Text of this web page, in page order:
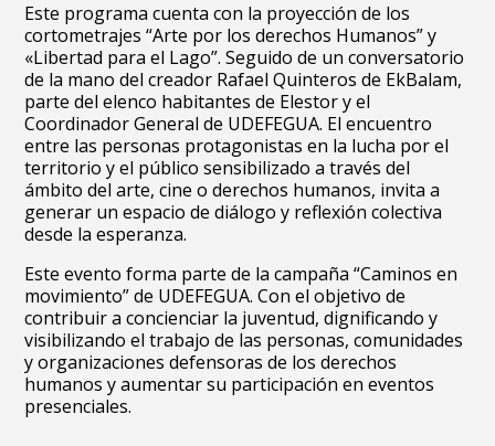
Este programa cuenta con la proyección de los
cortometrajes “Arte por los derechos Humanos” y
«Libertad para el Lago”. Seguido de un conversatorio
de la mano del creador Rafael Quinteros de EkBalam,
parte del elenco habitantes de Elestor y el
Coordinador General de UDEFEGUA. El encuentro
entre las personas protagonistas en la lucha por el
territorio y el público sensibilizado a través del
ámbito del arte, cine o derechos humanos, invita a
generar un espacio de diálogo y reflexión colectiva
desde la esperanza.
Este evento forma parte de la campaña “Caminos en
movimiento” de UDEFEGUA. Con el objetivo de
contribuir a concienciar la juventud, dignificando y
visibilizando el trabajo de las personas, comunidades
y organizaciones defensoras de los derechos
humanos y aumentar su participación en eventos
presenciales.